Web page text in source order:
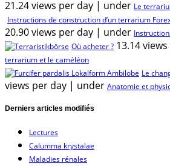
21.24 views per day | under Le
Instructions de construction d’un terrarium
20.90 views per day | under
Où acheter ? 13.14
terrarium et le caméléon
Le
views per day | under Anatomie et
Derniers articles modifiés
Lectures
Calumma krystalae
Maladies rénales